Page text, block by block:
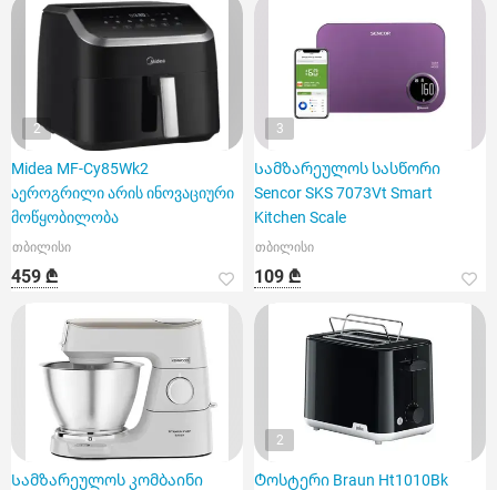
2
Midea MF-Cy85Wk2
აეროგრილი არის ინოვაციური
მოწყობილობა
თბილისი
459 ₾
3
Სამზარეულოს სასწორი
Sencor SKS 7073Vt Smart
Kitchen Scale
თბილისი
109 ₾
Სამზარეულოს კომბაინი
2
Ტოსტერი Braun Ht1010Bk